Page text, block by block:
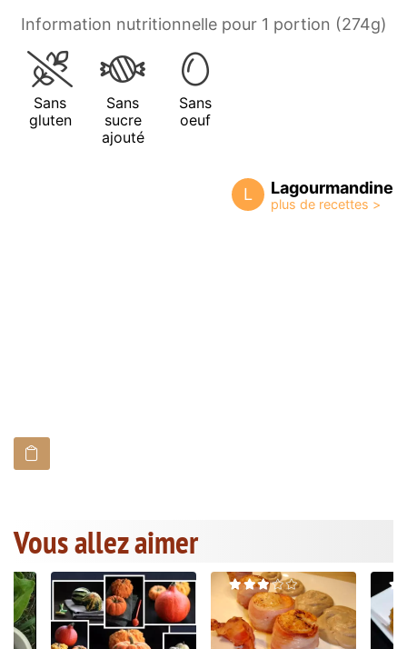
Information nutritionnelle pour 1 portion (274g)
Sans
gluten
Sans
sucre
ajouté
Sans
oeuf
L Lagourmandine
Vous allez aimer